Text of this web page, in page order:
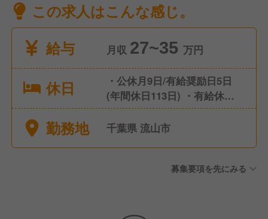
この求人はこんな感じ。
給与
月収 27~35 万円
休日
・公休月9日/有給奨励日5日
(年間休日113日) ・有給休暇
弊社働き方改革の計画に基づ
き、各店舗で有給休暇取得を
勤務地 千葉県 流山市
募集要項を先にみる